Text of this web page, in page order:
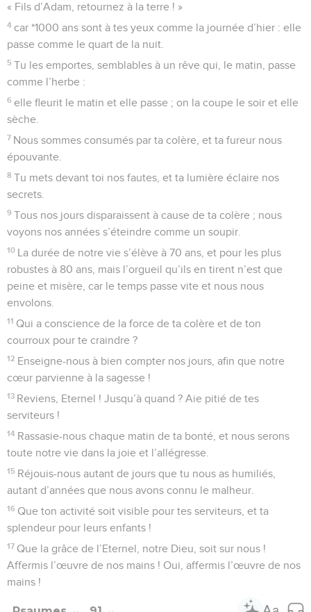
« Fils d’Adam, retournez à la terre ! »
4 car *1000 ans sont à tes yeux comme la journée d’hier : elle
passe comme le quart de la nuit.
5 Tu les emportes, semblables à un rêve qui, le matin, passe
comme l’herbe :
6 elle fleurit le matin et elle passe ; on la coupe le soir et elle
sèche.
7 Nous sommes consumés par ta colère, et ta fureur nous
épouvante.
8 Tu mets devant toi nos fautes, et ta lumière éclaire nos
secrets.
9 Tous nos jours disparaissent à cause de ta colère ; nous
voyons nos années s’éteindre comme un soupir.
10 La durée de notre vie s’élève à 70 ans, et pour les plus
robustes à 80 ans, mais l’orgueil qu’ils en tirent n’est que
peine et misère, car le temps passe vite et nous nous
envolons.
11 Qui a conscience de la force de ta colère et de ton
courroux pour te craindre ?
12 Enseigne-nous à bien compter nos jours, afin que notre
cœur parvienne à la sagesse !
13 Reviens, Eternel ! Jusqu’à quand ? Aie pitié de tes
serviteurs !
14 Rassasie-nous chaque matin de ta bonté, et nous serons
toute notre vie dans la joie et l’allégresse.
15 Réjouis-nous autant de jours que tu nous as humiliés,
autant d’années que nous avons connu le malheur.
16 Que ton activité soit visible pour tes serviteurs, et ta
splendeur pour leurs enfants !
17 Que la grâce de l’Eternel, notre Dieu, soit sur nous !
Affermis l’œuvre de nos mains ! Oui, affermis l’œuvre de nos
mains !